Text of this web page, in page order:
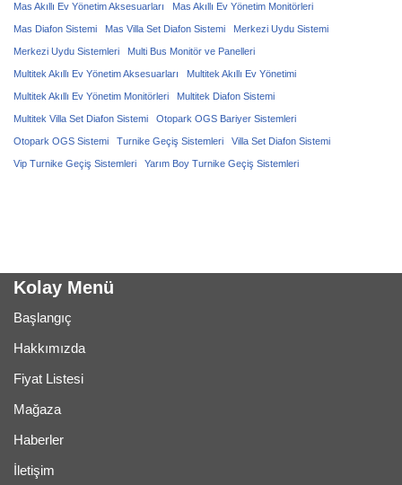
Mas Akıllı Ev Yönetim Aksesuarları Mas Akıllı Ev Yönetim Monitörleri
Mas Diafon Sistemi Mas Villa Set Diafon Sistemi Merkezi Uydu Sistemi
Merkezi Uydu Sistemleri Multi Bus Monitör ve Panelleri
Multitek Akıllı Ev Yönetim Aksesuarları Multitek Akıllı Ev Yönetimi
Multitek Akıllı Ev Yönetim Monitörleri Multitek Diafon Sistemi
Multitek Villa Set Diafon Sistemi Otopark OGS Bariyer Sistemleri
Otopark OGS Sistemi Turnike Geçiş Sistemleri Villa Set Diafon Sistemi
Vip Turnike Geçiş Sistemleri Yarım Boy Turnike Geçiş Sistemleri
Kolay Menü
Başlangıç
Hakkımızda
Fiyat Listesi
Mağaza
Haberler
İletişim